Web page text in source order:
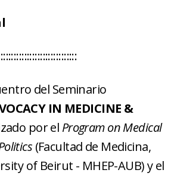
del Seminario
IN MEDICINE &
por el Program on Medical
(Facultad de Medicina,
of Beirut - MHEP-AUB) y el